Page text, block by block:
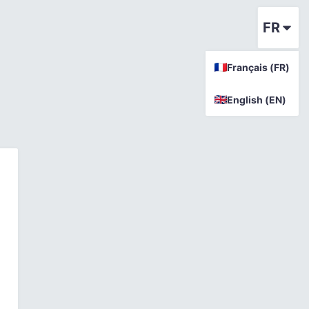
FR
Français (FR)
English (EN)